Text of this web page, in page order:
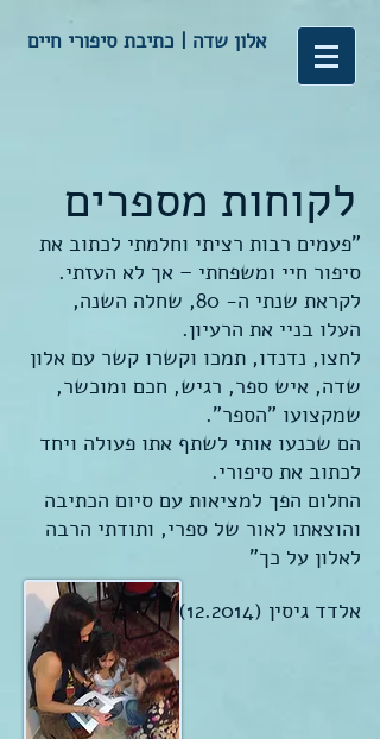
אלון שדה | כתיבת סיפורי חיים
לקוחות מספרים
"פעמים רבות רציתי וחלמתי לכתוב את
סיפור חיי ומשפחתי – אך לא העזתי.
לקראת שנתי ה- 80, שחלה השנה,
העלו בניי את הרעיון.
לחצו, נדנדו, תמכו וקשרו קשר עם אלון
שדה, איש ספר, רגיש, חכם ומוכשר,
שמקצועו "הספר".
הם שכנעו אותי לשתף אתו פעולה ויחד
לכתוב את סיפורי.
החלום הפך למציאות עם סיום הכתיבה
והוצאתו לאור של ספרי, ותודתי הרבה
לאלון על כך"
אלדד גיסין (12.2014)